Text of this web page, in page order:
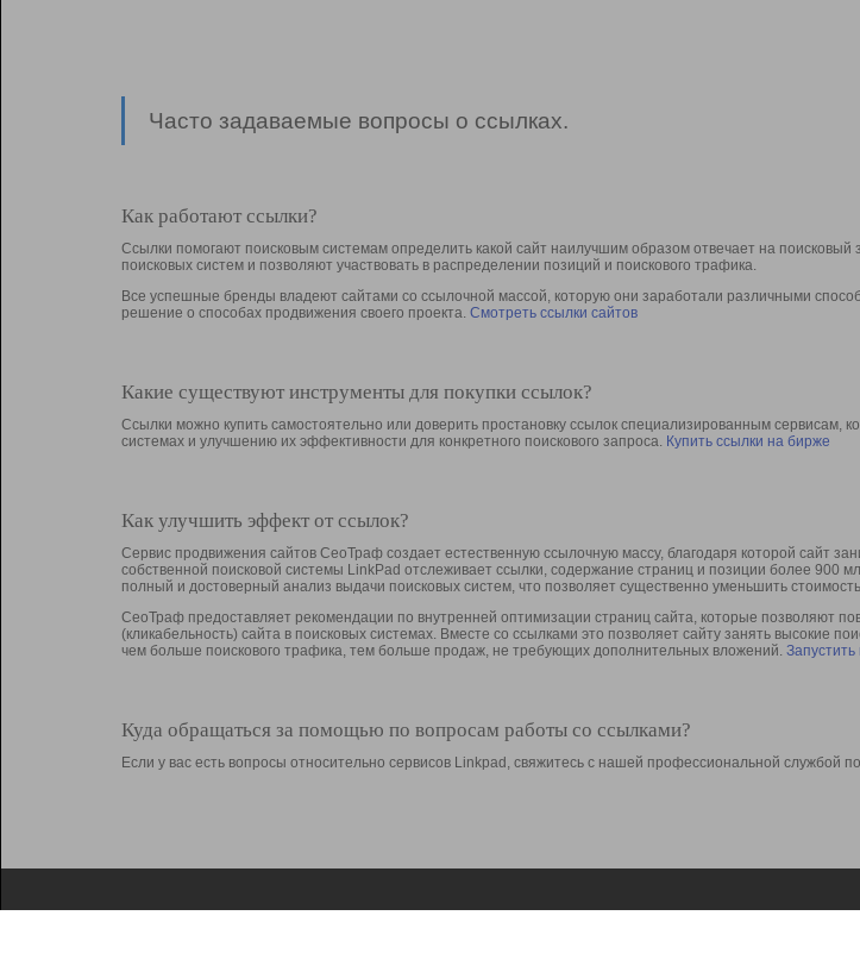
Часто задаваемые вопросы о ссылках.
Как работают ссылки?
Ссылки помогают поисковым системам определить какой сайт наилучшим образом отвечает на
поисковых систем и позволяют участвовать в раcпределении позиций и поискового трафика.
Все успешные бренды владеют сайтами со ссылочной массой, которую они заработали различными
решение о способах продвижения своего проекта. Смотреть ссылки сайтов
Какие существуют инструменты для покупки ссылок?
Ссылки можно купить самостоятельно или доверить простановку ссылок специализированным сервисам,
системах и улучшению их эффективности для конкретного поискового запроса. Купить ссылки на бирже
Как улучшить эффект от ссылок?
Сервис продвижения сайтов СеоТраф создает естественную ссылочную массу, благодаря которой сайт
собственной поисковой системы LinkPad отслеживает ссылки, содержание страниц и позиции более 900
полный и достоверный анализ выдачи поисковых систем, что позволяет существенно уменьшить
СеоТраф предоставляет рекомендации по внутренней оптимизации страниц сайта, которые позволяют
(кликабельность) сайта в поисковых системах. Вместе со ссылками это позволяет сайту занять высокие
чем больше поискового трафика, тем больше продаж, не требующих дополнительных вложений.
Куда обращаться за помощью по вопросам работы со ссылками?
Если у вас есть вопросы относительно сервисов Linkpad, свяжитесь с нашей профессиональной службой